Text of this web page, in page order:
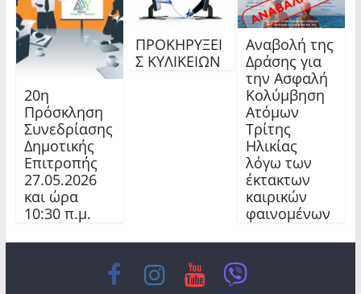
20η
Πρόσκληση
Συνεδρίασης
Δημοτικής
Επιτροπής
27.05.2026
και ώρα
10:30 π.μ.
ΠΡΟΚΗΡΥΞΕΙ
Σ ΚΥΛΙΚΕΙΩΝ
Αναβολή της
Δράσης για
την Ασφαλή
Κολύμβηση
Ατόμων
Τρίτης
Ηλικίας
λόγω των
έκτακτων
καιρικών
φαινομένων